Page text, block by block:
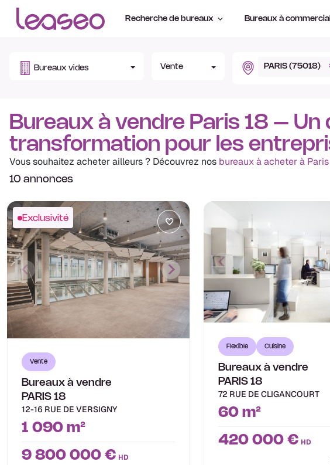
Recherche de bureaux Bureaux à
Bureaux vides Vente PARIS (75018)
Bureaux à vendre Paris 18 –
transformation pour les
Vous souhaitez acheter ailleurs ? Découvrez nos bureaux à acheter à Paris
10 annonces
Exclusivité
Vente
Bureaux à vendre
PARIS 18
12-16 RUE DE VERSIGNY
1 090 m²
9 800 000 € HD
Flexible Cuisine
Bureaux à vendre
PARIS 18
72 RUE DE CLIGANCOURT
60 m²
420 000 € HD